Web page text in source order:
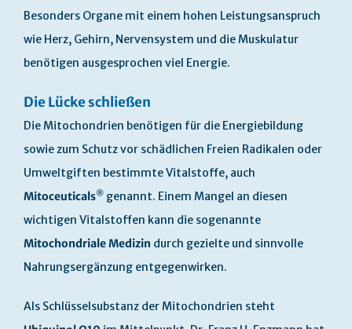
Besonders Organe mit einem hohen Leistungsanspruch
wie Herz, Gehirn, Nervensystem und die Muskulatur
benötigen ausgesprochen viel Energie.
Die Lücke schließen
Die Mitochondrien benötigen für die Energiebildung
sowie zum Schutz vor schädlichen Freien Radikalen oder
Umweltgiften bestimmte Vitalstoffe, auch
Mitoceuticals® genannt. Einem Mangel an diesen
wichtigen Vitalstoffen kann die sogenannte
Mitochondriale Medizin durch gezielte und sinnvolle
Nahrungsergänzung entgegenwirken.
Als Schlüsselsubstanz der Mitochondrien steht